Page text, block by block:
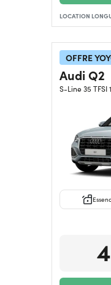
LOCATION
OFFRE
Audi Q2
S-Line 35 TFSI